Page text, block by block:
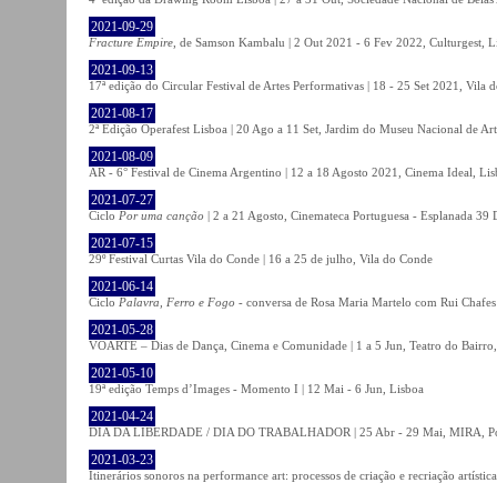
2021-09-29
Fracture Empire , de Samson Kambalu | 2 Out 2021 - 6 Fev 2022, Culturgest,
2021-09-13
17ª edição do Circular Festival de Artes Performativas | 18 - 25 Set 2021, Vila
2021-08-17
2ª Edição Operafest Lisboa | 20 Ago a 11 Set, Jardim do Museu Nacional de
2021-08-09
AR - 6° Festival de Cinema Argentino | 12 a 18 Agosto 2021, Cinema Ideal,
2021-07-27
Ciclo Por uma canção | 2 a 21 Agosto, Cinemateca Portuguesa - Esplanada 39
2021-07-15
29º Festival Curtas Vila do Conde | 16 a 25 de julho, Vila do Conde
2021-06-14
Ciclo Palavra, Ferro e Fogo - conversa de Rosa Maria Martelo com Rui
2021-05-28
VOARTE – Dias de Dança, Cinema e Comunidade | 1 a 5 Jun, Teatro do
2021-05-10
19ª edição Temps d’Images - Momento I | 12 Mai - 6 Jun, Lisboa
2021-04-24
DIA DA LIBERDADE / DIA DO TRABALHADOR | 25 Abr - 29 Mai, MIRA,
2021-03-23
Itinerários sonoros na performance art: processos de criação e recriação